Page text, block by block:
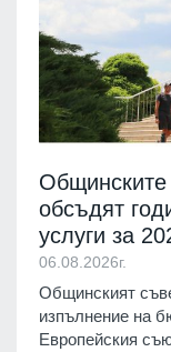
обсъдят
услуги за
06.08.2026г.
Общинският
изпълнение на
Европейския